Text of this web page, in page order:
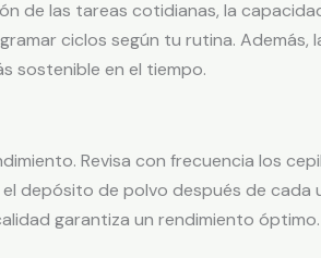
de las tareas cotidianas, la
ciclos según tu rutina. Además,
sostenible en el tiempo.
Revisa con frecuencia los
depósito de polvo después de cada
garantiza un rendimiento óptimo.